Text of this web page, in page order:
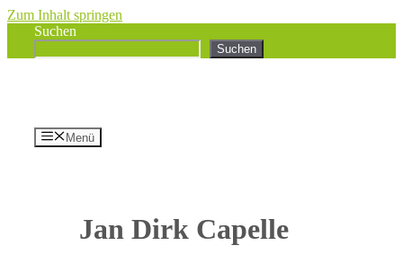
Zum Inhalt springen
Suchen
Suchen
Menü
Jan Dirk Capelle